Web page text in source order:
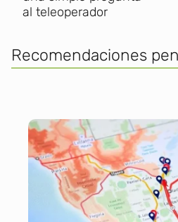
al teleoperador
Recomendaciones